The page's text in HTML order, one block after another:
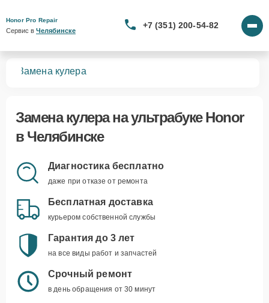
Honor Pro Repair
Сервис в Челябинске
+7 (351) 200-54-82
Замена кулера
Замена кулерана ультрабуке Honor
в Челябинске
Диагностика бесплатно
даже при отказе от ремонта
Бесплатная доставка
курьером собственной службы
Гарантия до 3 лет
на все виды работ и запчастей
Срочный ремонт
в день обращения от 30 минут